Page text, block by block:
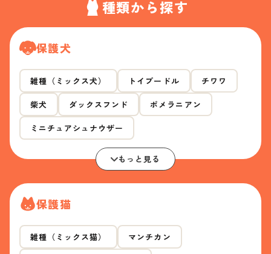
種類から探す
保護犬
雑種（ミックス犬） トイプードル チワワ
柴犬 ダックスフンド ポメラニアン
ミニチュアシュナウザー
もっと見る
保護猫
雑種（ミックス猫） マンチカン